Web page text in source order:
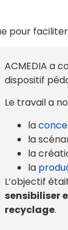
pour
ACMEDIA a
dispositif
Le travail a
la
la
la
la
L’objectif
sensibiliser
recyclage.